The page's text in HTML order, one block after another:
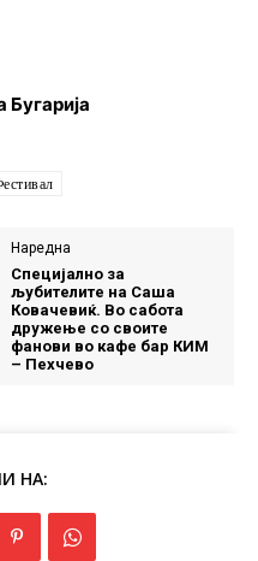
Бугарија
Наредна
Специјално за
љубителите на Саша
Ковачевиќ. Во сабота
дружење со своите
фанови во кафе бар КИМ
– Пехчево
НА: